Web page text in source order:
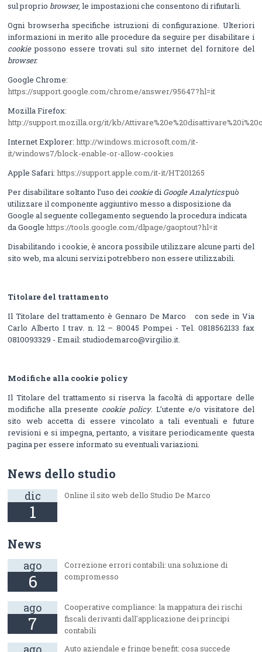
sul proprio browser, le impostazioni che consentono di rifiutarli.
Ogni browserha specifiche istruzioni di configurazione. Ulteriori
informazioni in merito alle procedure da seguire per disabilitare i
cookiepossono essere trovati sul sito internet del fornitore del
browser.
Google Chrome:
https://support.google.com/chrome/answer/95647?hl=it
Mozilla Firefox:
http://support.mozilla.org/it/kb/
Internet Explorer:http://windows.microsoft.com/it-
it/windows7/block-enable-or-allow-cookies
Apple Safari:https://support.apple.com/it-it/HT201265
Per disabilitare soltanto l’uso dei cookiedi Google Analyticspuò
utilizzare il componente aggiuntivo messo a disposizione da
Google al seguente collegamento seguendo la proceduraindicata
da Googlehttps://tools.google.com/dlpage/gaoptout?hl=it
Disabilitando i cookie, è ancora possibile utilizzare alcune parti del
sito web, ma alcuni servizi potrebbero non essere utilizzabili.
Titolare del trattamento
Il Titolare del trattamento è Gennaro De Marco con sede in Via
Carlo Alberto I trav. n. 12 – 80045 Pompei - Tel. 0818562133 fax
0810093329 - Email: studiodemarco@virgilio.it.
Modifiche alla cookie policy
Il Titolare del trattamento si riserva la facoltà di apportare delle
modifiche alla presente cookie policy. L’utente e/o visitatore del
sito web accetta di essere vincolato a tali eventuali e future
revisioni e si impegna, pertanto, a visitare periodicamente questa
pagina per essere informato su eventuali variazioni.
News dello studio
dic
1
Online il sito web dello Studio De Marco
News
ago
6
Correzione errori contabili: una soluzione di
compromesso
ago
7
Cooperative compliance: la mappatura dei rischi
fiscali derivanti dall'applicazione dei principi
contabili
ago Auto aziendale e fringe benefit: cosa succede